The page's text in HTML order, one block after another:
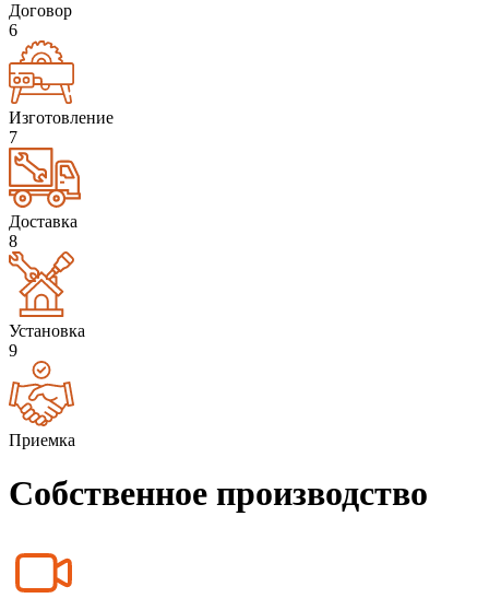
Договор
6
Изготовление
7
Доставка
8
Установка
9
Приемка
Собственное производство